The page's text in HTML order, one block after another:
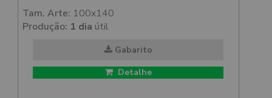
Tam. Arte: 100x140
Produção: 1 dia útil
Gabarito
Detalhe